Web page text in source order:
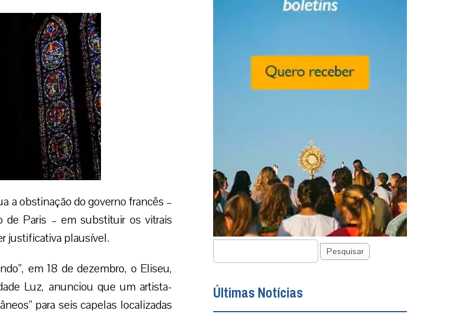
a obstinação do governo francês –
de Paris – em substituir os vitrais
justificativa plausível.
em 18 de dezembro, o Eliseu,
Luz, anunciou que um artista-
para seis capelas localizadas
Pesquisar
Últimas Notícias